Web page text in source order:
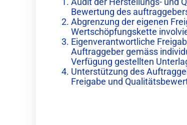
Bewertung des
Abgrenzung der eigenen
Wertschöpfungskette
Eigenverantwortliche
Auftraggeber gemäss
Verfügung gestellten
Unterstützung des
Freigabe und